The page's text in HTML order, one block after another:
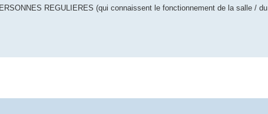
REGULIERES (qui connaissent le fonctionnement de la salle / du